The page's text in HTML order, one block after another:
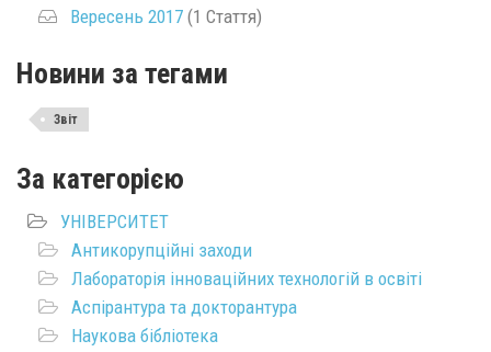
Вересень 2017 (1 Стаття)
Новини за тегами
Звіт
За категорією
УНІВЕРСИТЕТ
Антикорупційні заходи
Лабораторія інноваційних технологій в освіті
Аспірантура та докторантура
Наукова бібліотека